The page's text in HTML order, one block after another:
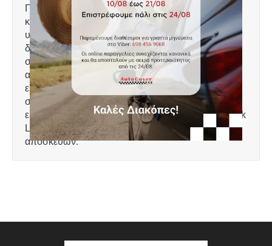
Πατάκι πορτ μπαγκάζ, τύπου σκαφάκι,
κατασκευασμένο από ελαφρύ, άοσμο πλαστικό
υψηλής αντοχής, 100% αδιάβροχο. Το χείλος που
διαθέτει 4-6 cm προστατεύει τον χώρο αποσκευών
συγκρατώντας λάδια, λάσπες, χώματα, νερά,
ακαθαρσίες κτλ και τον διατηρεί καθαρό. Πολύ
εύκολη τοποθέτηση. Πλένεται με νερό. Ειδικά
σχεδιασμένο για: Lexus UX Hybrid μοντ. 2018+,
εκδόσεις AWD & FWD χωρίς Surround System Mark
Levinson και με σταθερό επίπεδο στο χώρο
αποσκευών.